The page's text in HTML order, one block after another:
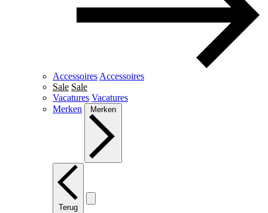
Accessoires Accessoires
Sale Sale
Vacatures Vacatures
Merken
Merken
Terug